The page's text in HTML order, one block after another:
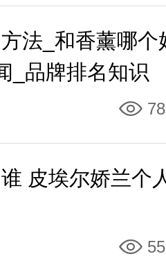
法_和香薰哪个
_品牌排名知识
皮埃尔娇兰个